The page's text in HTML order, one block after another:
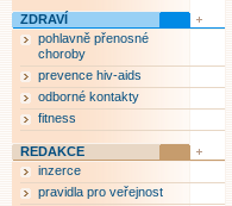
ZDRAVÍ
pohlavně přenosné
choroby
prevence hiv-aids
odborné kontakty
fitness
REDAKCE
inzerce
pravidla pro veřejnost